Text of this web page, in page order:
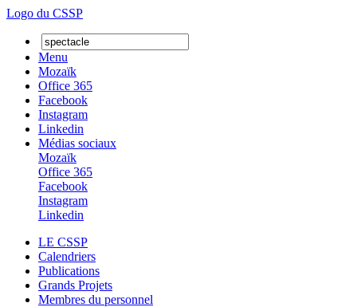
Logo du CSSP
Menu
Mozaïk
Office 365
Facebook
Instagram
Linkedin
Médias sociaux
Mozaïk
Office 365
Facebook
Instagram
Linkedin
LE CSSP
Calendriers
Publications
Grands Projets
Membres du personnel